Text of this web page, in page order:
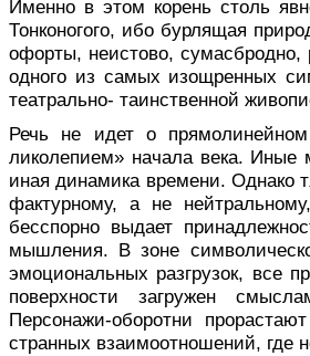
Именно в этом корень столь
Тонконогого, ибо бур­лящая
офорты, неистово,
одного из са­мых изощренных
театрально- таинственной
Речь не идет о
ликолепием» начала века.
иная динамика времени. Однако
фактурному, а не
бесспорно выдает
мышления. В зоне
эмоциональных разгрузок, все
поверхности загружен
Персонажи-оборотни
странных взаимоотношений, где